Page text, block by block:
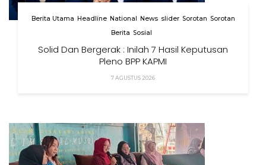
Berita Utama Headline National News slider Sorotan Sorotan
Berita Sosial
Solid Dan Bergerak : Inilah 7 Hasil Keputusan
Pleno BPP KAPMI
7 AGUSTUS 2026